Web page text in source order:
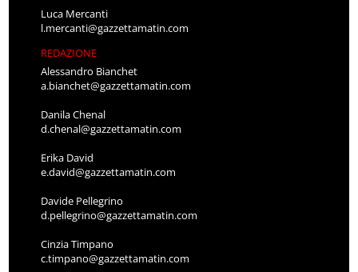
Luca Mercanti
l.mercanti@gazzettamatin.com
REDAZIONE
Alessandro Bianchet
a.bianchet@gazzettamatin.com
Danila Chenal
d.chenal@gazzettamatin.com
Erika David
e.david@gazzettamatin.com
Davide Pellegrino
d.pellegrino@gazzettamatin.com
Cinzia Timpano
c.timpano@gazzettamatin.com